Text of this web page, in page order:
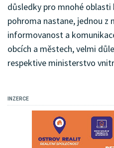
důsledky pro mnohé
pohroma nastane, jednou z
informovanost a
obcích a městech, velmi
respektive ministerstvo
INZERCE